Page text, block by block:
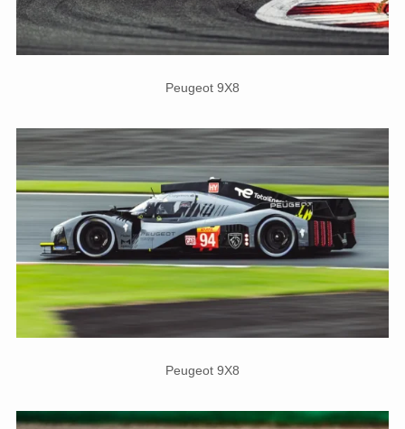
Peugeot 9X8
Peugeot 9X8